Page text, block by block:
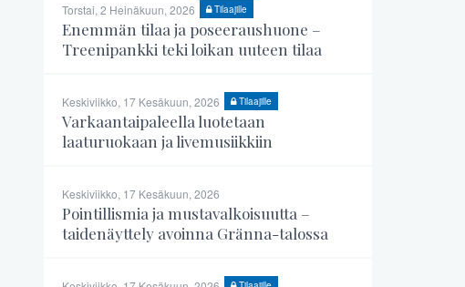
Torstai, 2 Heinäkuun, 2026 Tilaajille
Enemmän tilaa ja poseeraushuone –
Treenipankki teki loikan uuteen tilaa
Keskiviikko, 17 Kesäkuun, 2026 Tilaajille
Varkaantaipaleella luotetaan
laaturuokaan ja livemusiikkiin
Keskiviikko, 17 Kesäkuun, 2026
Pointillismia ja mustavalkoisuutta –
taidenäyttely avoinna Gränna-talossa